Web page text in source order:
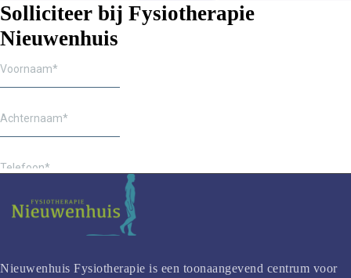
Solliciteer bij Fysiotherapie
Nieuwenhuis
Nieuwenhuis Fysiotherapie is een toonaangevend centrum voor